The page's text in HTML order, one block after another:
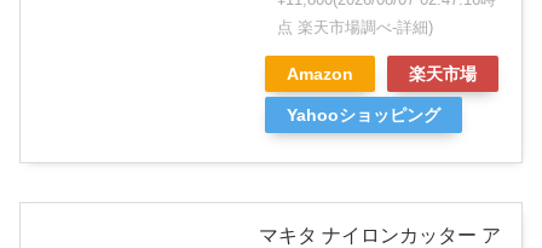
点 楽天市場調べ-詳細)
Amazon 楽天市場
Yahooショッピング
マキタ ナイロンカッター ア